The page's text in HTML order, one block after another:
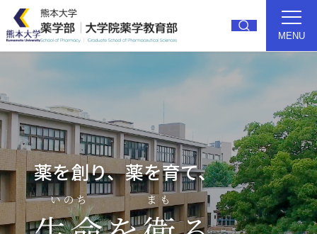
薬を創り、薬を育て、
いのち まも
MENU
トップ 薬学部紹介
研究 教育
大学院 就職・進路